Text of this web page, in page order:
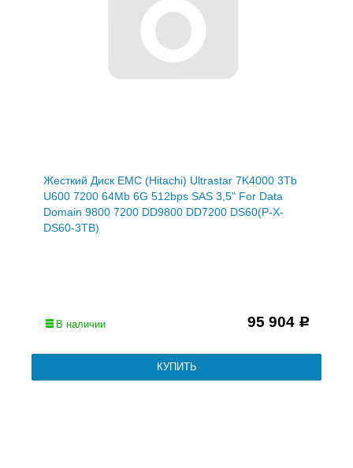
Жесткий Диск EMC (Hitachi) Ultrastar 7K4000 3Tb
U600 7200 64Mb 6G 512bps SAS 3,5" For Data
Domain 9800 7200 DD9800 DD7200 DS60(P-X-
DS60-3TB)
В наличии 95 904 Р